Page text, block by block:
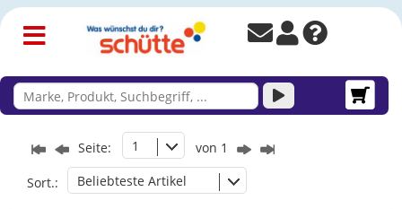
Seite: 1 von 1
Sort.: Beliebteste Artikel